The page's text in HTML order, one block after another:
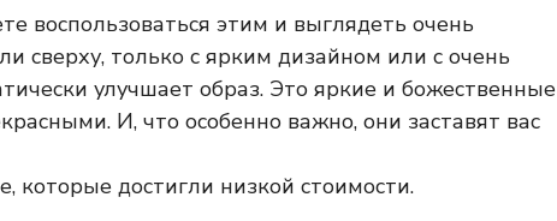
воспользоваться этим и выглядеть очень
сверху, только с ярким дизайном или с очень
улучшает образ. Это яркие и божественные
И, что особенно важно, они заставят вас
которые достигли низкой стоимости.